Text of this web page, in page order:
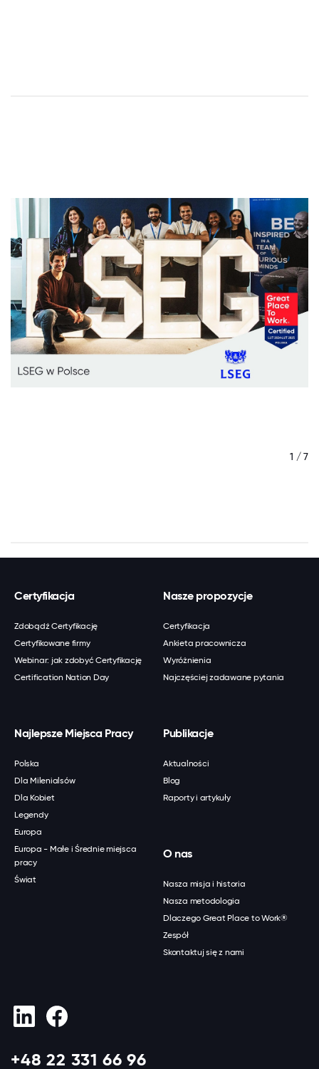
1 / 7
Certyfikacja
Zdobądź Certyfikację
Certyfikowane firmy
Webinar: jak zdobyć Certyfikację
Certification Nation Day
Nasze propozycje
Certyfikacja
Ankieta pracownicza
Wyróżnienia
Najczęściej zadawane pytania
Najlepsze Miejsca Pracy
Polska
Dla Milenialsów
Dla Kobiet
Legendy
Europa
Europa - Małe i Średnie miejsca
pracy
Świat
Publikacje
Aktualności
Blog
Raporty i artykuły
O nas
Nasza misja i historia
Nasza metodologia
Dlaczego Great Place to Work®
Zespół
Skontaktuj się z nami
+48 22 331 66 96